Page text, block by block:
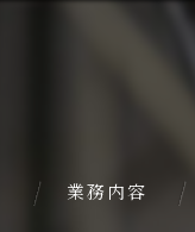
業務内容